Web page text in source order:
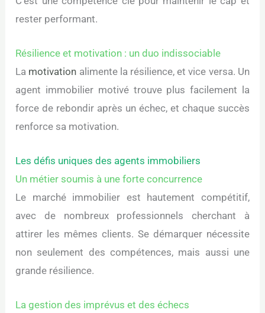
rester performant.
Résilience et motivation : un duo indissociable
La motivation alimente la résilience, et vice versa. Un
agent immobilier motivé trouve plus facilement la
force de rebondir après un échec, et chaque succès
renforce sa motivation.
Les défis uniques des agents immobiliers
Un métier soumis à une forte concurrence
Le marché immobilier est hautement compétitif,
avec de nombreux professionnels cherchant à
attirer les mêmes clients. Se démarquer nécessite
non seulement des compétences, mais aussi une
grande résilience.
La gestion des imprévus et des échecs